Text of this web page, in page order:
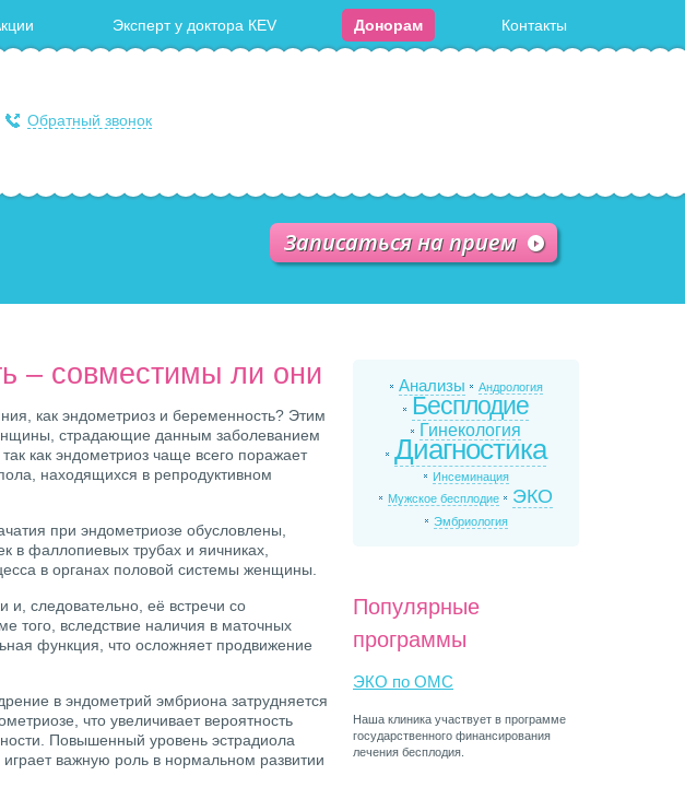
Эксперт у доктора КЕV Донорам Контакты
Обратный звонок
Записаться на прием
– совместимы ли они
как эндометриоз и беременность? Этим
страдающие данным заболеванием
как эндометриоз чаще всего поражает
находящихся в репродуктивном
при эндометриозе обусловлены,
в фаллопиевых трубах и яичниках,
в органах половой системы женщины.
и, следовательно, её встречи со
того, вследствие наличия в маточных
функция, что осложняет продвижение
в эндометрий эмбриона затрудняется
что увеличивает вероятность
Повышенный уровень эстрадиола
важную роль в нормальном развитии
Анализы Андрология
Бесплодие
Гинекология
Диагностика
Инсеминация
Мужское бесплодие
ЭКО
Эмбриология
Популярные
программы
ЭКО по ОМС
Наша клиника участвует в программе
государственного финансирования
лечения бесплодия.